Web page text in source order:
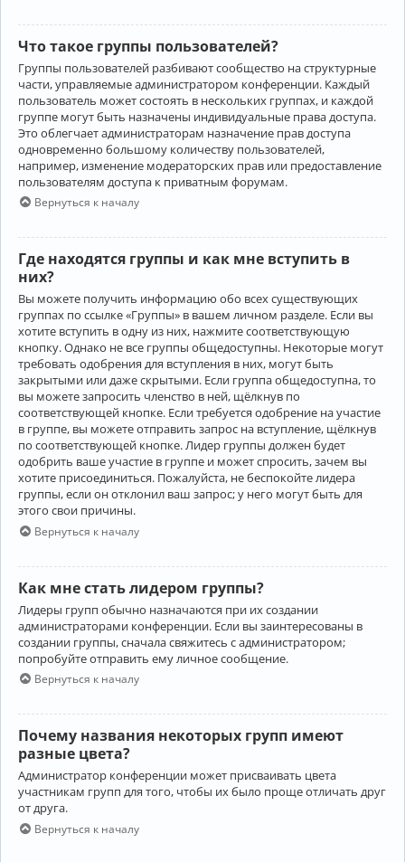
Что такое группы пользователей?
Группы пользователей разбивают сообщество на структурные
части, управляемые администратором конференции. Каждый
пользователь может состоять в нескольких группах, и каждой
группе могут быть назначены индивидуальные права доступа.
Это облегчает администраторам назначение прав доступа
одновременно большому количеству пользователей,
например, изменение модераторских прав или предоставление
пользователям доступа к приватным форумам.
Вернуться к началу
Где находятся группы и как мне вступить в
них?
Вы можете получить информацию обо всех существующих
группах по ссылке «Группы» в вашем личном разделе. Если вы
хотите вступить в одну из них, нажмите соответствующую
кнопку. Однако не все группы общедоступны. Некоторые могут
требовать одобрения для вступления в них, могут быть
закрытыми или даже скрытыми. Если группа общедоступна, то
вы можете запросить членство в ней, щёлкнув по
соответствующей кнопке. Если требуется одобрение на участие
в группе, вы можете отправить запрос на вступление, щёлкнув
по соответствующей кнопке. Лидер группы должен будет
одобрить ваше участие в группе и может спросить, зачем вы
хотите присоединиться. Пожалуйста, не беспокойте лидера
группы, если он отклонил ваш запрос; у него могут быть для
этого свои причины.
Вернуться к началу
Как мне стать лидером группы?
Лидеры групп обычно назначаются при их создании
администраторами конференции. Если вы заинтересованы в
создании группы, сначала свяжитесь с администратором;
попробуйте отправить ему личное сообщение.
Вернуться к началу
Почему названия некоторых групп имеют
разные цвета?
Администратор конференции может присваивать цвета
участникам групп для того, чтобы их было проще отличать друг
от друга.
Вернуться к началу